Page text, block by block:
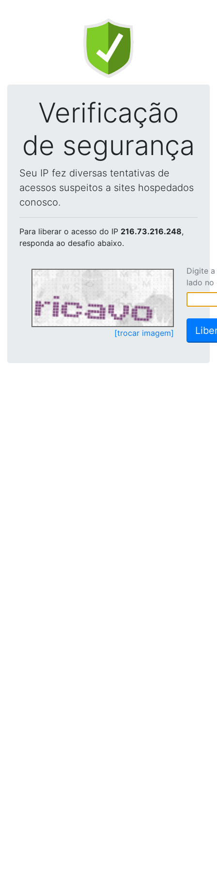
Verificação
de segurança
Seu IP fez diversas tentativas de
acessos suspeitos a sites hospedados
conosco.
Para liberar o acesso do IP 216.73.216.248,
responda ao desafio abaixo.
[trocar imagem]
Digite
lado no